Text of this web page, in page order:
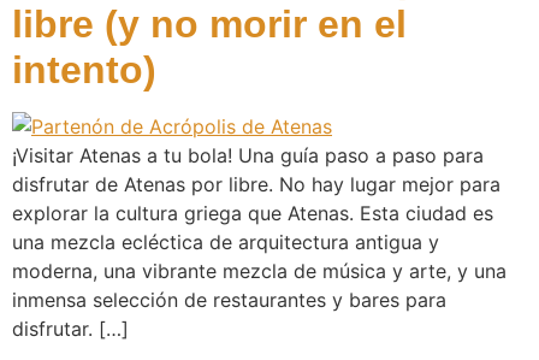
libre (y no morir en el
intento)
¡Visitar Atenas a tu bola! Una guía paso a paso para
disfrutar de Atenas por libre. No hay lugar mejor para
explorar la cultura griega que Atenas. Esta ciudad es
una mezcla ecléctica de arquitectura antigua y
moderna, una vibrante mezcla de música y arte, y una
inmensa selección de restaurantes y bares para
disfrutar. […]